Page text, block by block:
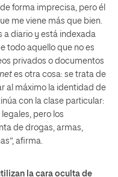
forma imprecisa, pero él
me viene más que bien.
a diario y está indexada
todo aquello que no es
privados o documentos
es otra cosa: se trata de
al máximo la identidad de
con la clase particular:
pero los
de drogas, armas,
afirma.
la cara oculta de